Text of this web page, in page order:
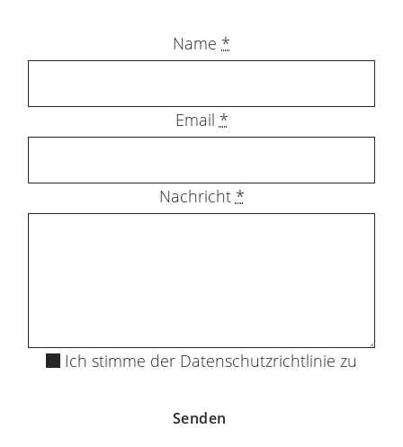
Name *
Email *
Nachricht *
Ich stimme der Datenschutzrichtlinie zu
Senden